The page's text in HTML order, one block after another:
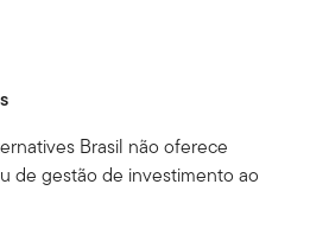
Brasil não oferece
de gestão de investimento ao